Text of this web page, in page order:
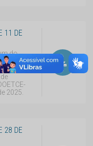
11 DE
do
Estado
a
2025.
28 DE